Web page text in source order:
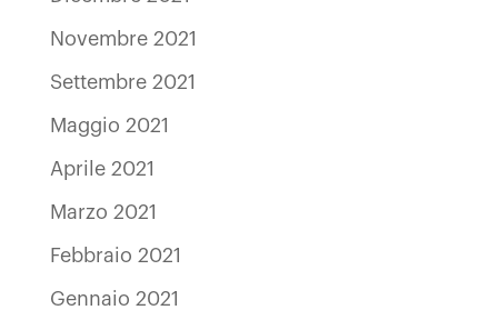
Novembre 2021
Settembre 2021
Maggio 2021
Aprile 2021
Marzo 2021
Febbraio 2021
Gennaio 2021